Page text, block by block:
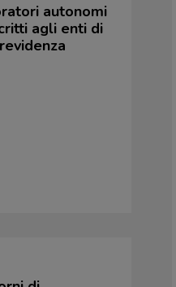
autonomi
agli enti di